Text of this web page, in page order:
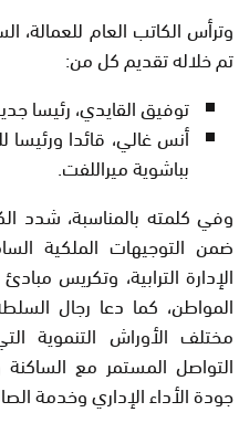
وترأس الكاتب العام للعمالة،
تم خلاله تقديم كل من:
توفيق القايدي، رئيسا
أنس غالي، قائدا ورئيسا
بباشوية ميراللفت.
وفي كلمته بالمناسبة، شدد
ضمن التوجيهات الملكية
الإدارة الترابية، وتكريس
المواطن، كما دعا رجال
مختلف الأوراش التنموية
التواصل المستمر مع
جودة الأداء الإداري وخدمة